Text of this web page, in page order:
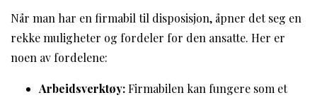
Når man har en firmabil til disposisjon, åpner det seg en
rekke muligheter og fordeler for den ansatte. Her er
noen av fordelene:
Arbeidsverktøy:Firmabilen kan fungere som et